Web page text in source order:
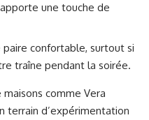
une touche de
paire confortable, surtout si
traîne pendant la soirée.
comme Vera
terrain d’expérimentation